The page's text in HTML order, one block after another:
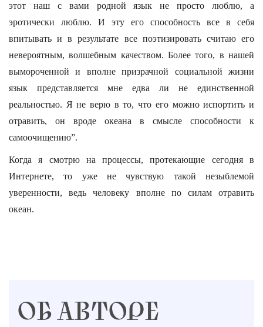
этот наш с вами родной язык не просто люблю, а
эротически люблю. И эту его способность все в себя
впитывать и в результате все поэтизировать считаю его
невероятным, волшебным качеством. Более того, в нашей
вымороченной и вполне призрачной социальной жизни
язык представляется мне едва ли не единственной
реальностью. Я не верю в то, что его можно испортить и
отравить, он вроде океана в смысле способности к
самоочищению”.
Когда я смотрю на процессы, протекающие сегодня в
Интернете, то уже не чувствую такой незыблемой
уверенности, ведь человеку вполне по силам отравить
океан.
ОБ АВТОРЕ